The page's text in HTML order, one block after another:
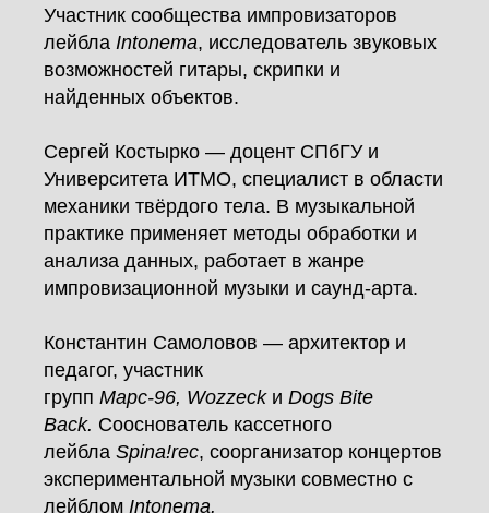
Участник сообщества импровизаторов
лейбла Intonema, исследователь звуковых
возможностей гитары, скрипки и
найденных объектов.
Сергей Костырко — доцент СПбГУ и
Университета ИТМО, специалист в области
механики твёрдого тела. В музыкальной
практике применяет методы обработки и
анализа данных, работает в жанре
импровизационной музыки и саунд‑арта.
Константин Самоловов — архитектор и
педагог, участник
групп Марс‑96, Wozzeckи Dogs Bite
Back. Сооснователь кассетного
лейбла Spina!rec, соорганизатор концертов
экспериментальной музыки совместно с
лейблом Intonema.